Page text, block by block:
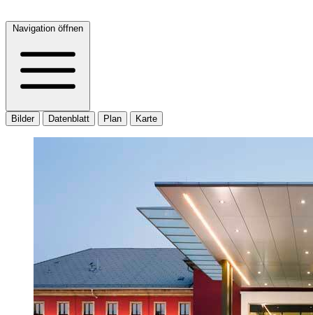
Navigation öffnen
Bilder Datenblatt Plan Karte